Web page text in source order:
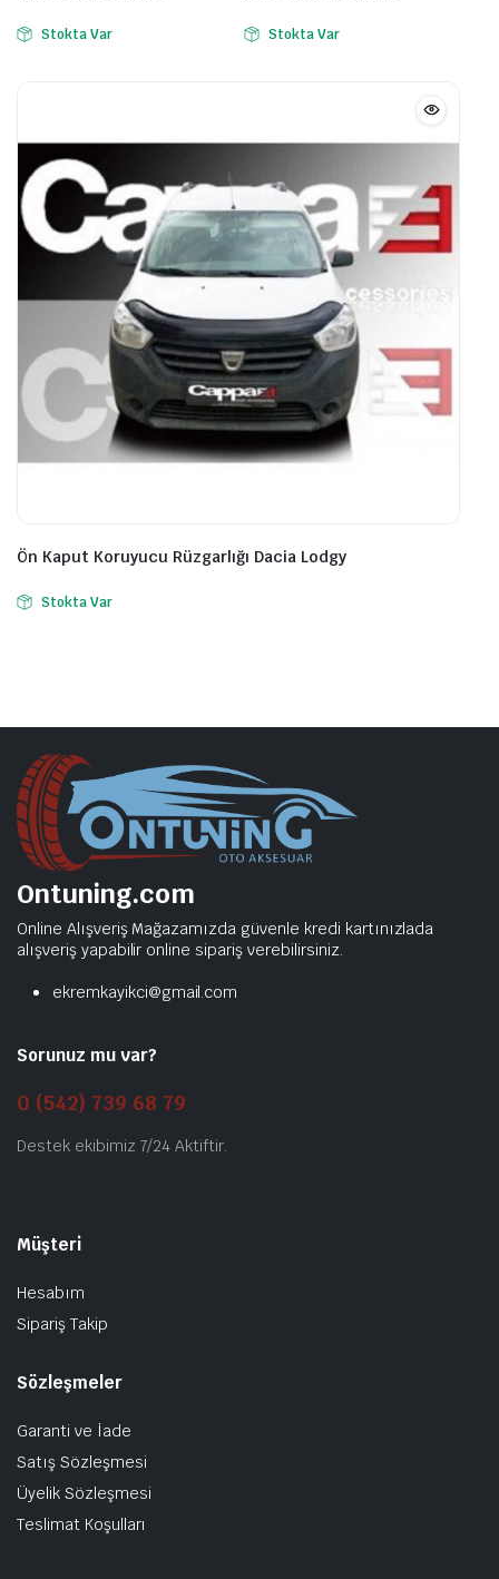
Stokta Var Stokta Var
Ön Kaput Koruyucu Rüzgarlığı Dacia Lodgy
Stokta Var
Ontuning.com
Online Alışveriş Mağazamızda güvenle kredi kartınızlada
alışveriş yapabilir online sipariş verebilirsiniz.
ekremkayikci@gmail.com
Sorunuz mu var?
0 (542) 739 68 79
Destek ekibimiz 7/24 Aktiftir.
Müşteri
Hesabım
Sipariş Takip
Sözleşmeler
Garanti ve İade
Satış Sözleşmesi
Üyelik Sözleşmesi
Teslimat Koşulları